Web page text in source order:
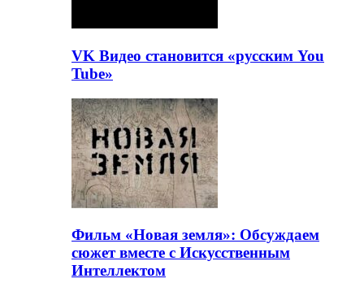
VK Видео становится «русским You
Tube»
Фильм «Новая земля»: Обсуждаем
сюжет вместе с Искусственным
Интеллектом